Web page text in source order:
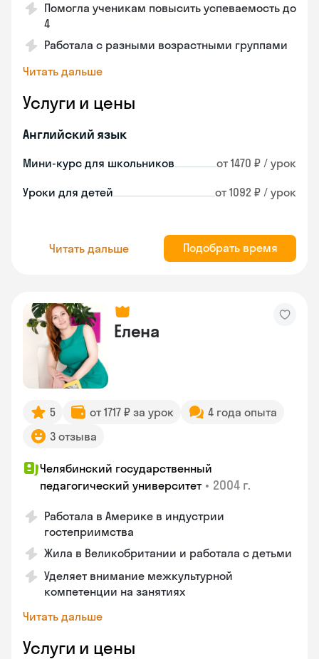
Помогла ученикам повысить успеваемость до
4
Работала с разными возрастными группами
Читать дальше
Услуги и цены
Английский язык
Мини-курс для школьников от 1470 ₽ / урок
Уроки для детей от 1092 ₽ / урок
Читать дальше Подобрать время
Елена
5 от 1717 ₽ за урок
4 года опыта
3 отзыва
Челябинский государственный
педагогический университет • 2004 г.
Работала в Америке в индустрии
гостеприимства
Жила в Великобритании и работала с детьми
Уделяет внимание межкультурной
компетенции на занятиях
Читать дальше
Услуги и цены